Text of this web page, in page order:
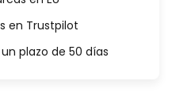
en Trustpilot
plazo de 50 días